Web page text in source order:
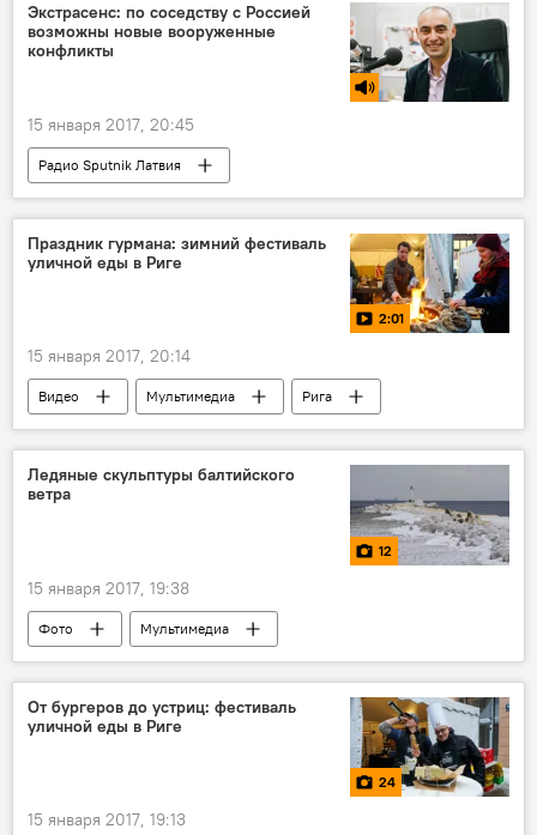
Экстрасенс: по соседству с Россией
возможны новые вооруженные
конфликты
15 января 2017, 20:45
Радио Sputnik Латвия
Праздник гурмана: зимний фестиваль
уличной еды в Риге
2:01
15 января 2017, 20:14
Видео Мультимедиа
Рига
Старая Рига
Ледяные скульптуры балтийского
ветра
12
15 января 2017, 19:38
Фото
Мультимедиа
Новости Латвии
От бургеров до устриц: фестиваль
уличной еды в Риге
24
15 января 2017, 19:13